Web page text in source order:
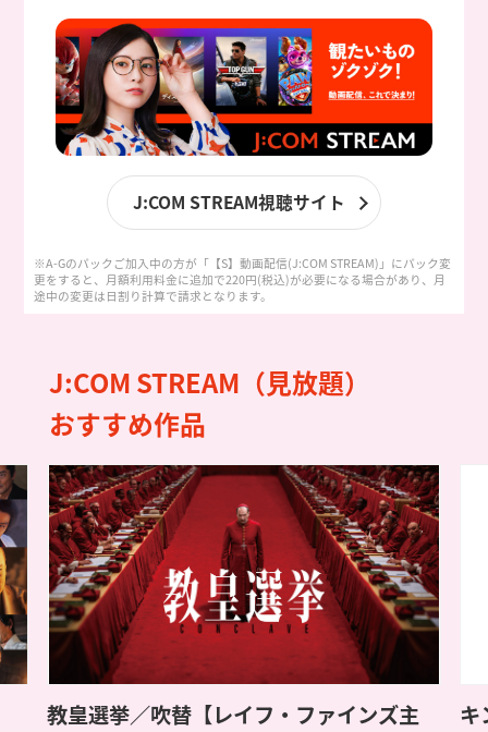
J:COM STREAM視聴サイト
※A-Gのパックご加入中の方が「【S】動画配信(J:COM STREAM)」にパック変
更をすると、月額利用料金に追加で220円(税込)が必要になる場合があり、月
途中の変更は日割り計算で請求となります。
J:COM STREAM（見放題）
おすすめ作品
フ・ファインズ主 キングダム 大将軍の帰還